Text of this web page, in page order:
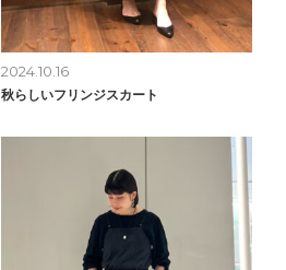
2024.10.16
秋らしいフリンジスカート